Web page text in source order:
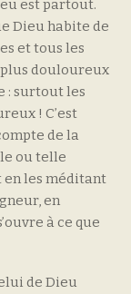
est partout.
Dieu habite de
et tous les
plus douloureux
: surtout les
! C’est
de la
ou telle
en les méditant
en
à ce que
de Dieu